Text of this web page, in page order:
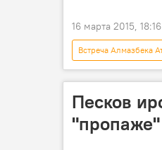
16 марта 2015, 18:16
Встреча Алмазбека
Владимир Путин
Песков